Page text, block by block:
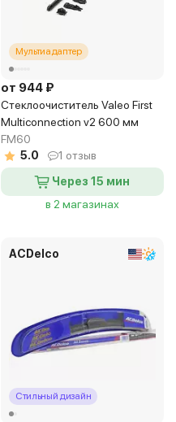
Мультиадаптер
от 944 ₽
Стеклоочиститель Valeo First
Multiconnection v2 600 мм
FM60
5.0
1 отзыв
Через 15 мин
в 2 магазинах
ACDelco
Стильный дизайн